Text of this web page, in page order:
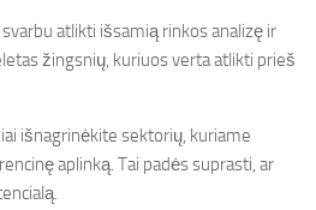
atlikti išsamią rinkos analizę ir
žingsnių, kuriuos verta atlikti prieš
išnagrinėkite sektorių, kuriame
aplinką. Tai padės suprasti, ar